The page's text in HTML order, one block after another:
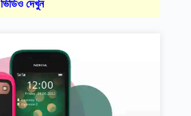
ভিডিও দেখুন